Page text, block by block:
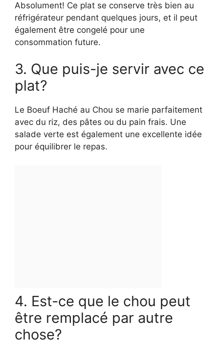
Absolument! Ce plat se conserve très bien au
réfrigérateur pendant quelques jours, et il peut
également être congelé pour une
consommation future.
3. Que puis-je servir avec ce
plat?
Le Boeuf Haché au Chou se marie parfaitement
avec du riz, des pâtes ou du pain frais. Une
salade verte est également une excellente idée
pour équilibrer le repas.
4. Est-ce que le chou peut
être remplacé par autre
chose?